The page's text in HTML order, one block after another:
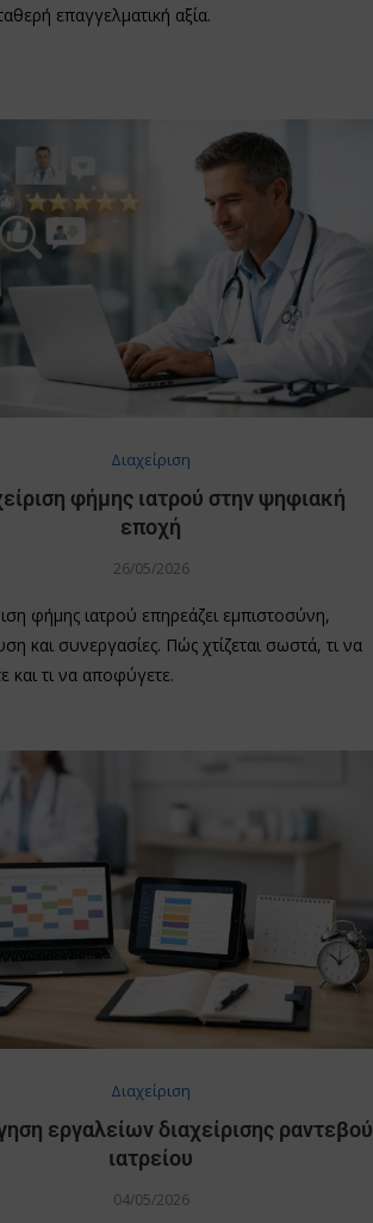
επαγγελματική αξία.
Διαχείριση
φήμης ιατρού στην ψηφιακή
εποχή
26/05/2026
φήμης ιατρού επηρεάζει εμπιστοσύνη,
και συνεργασίες. Πώς χτίζεται σωστά, τι να
και τι να αποφύγετε.
Διαχείριση
εργαλείων διαχείρισης ραντεβού
ιατρείου
04/05/2026